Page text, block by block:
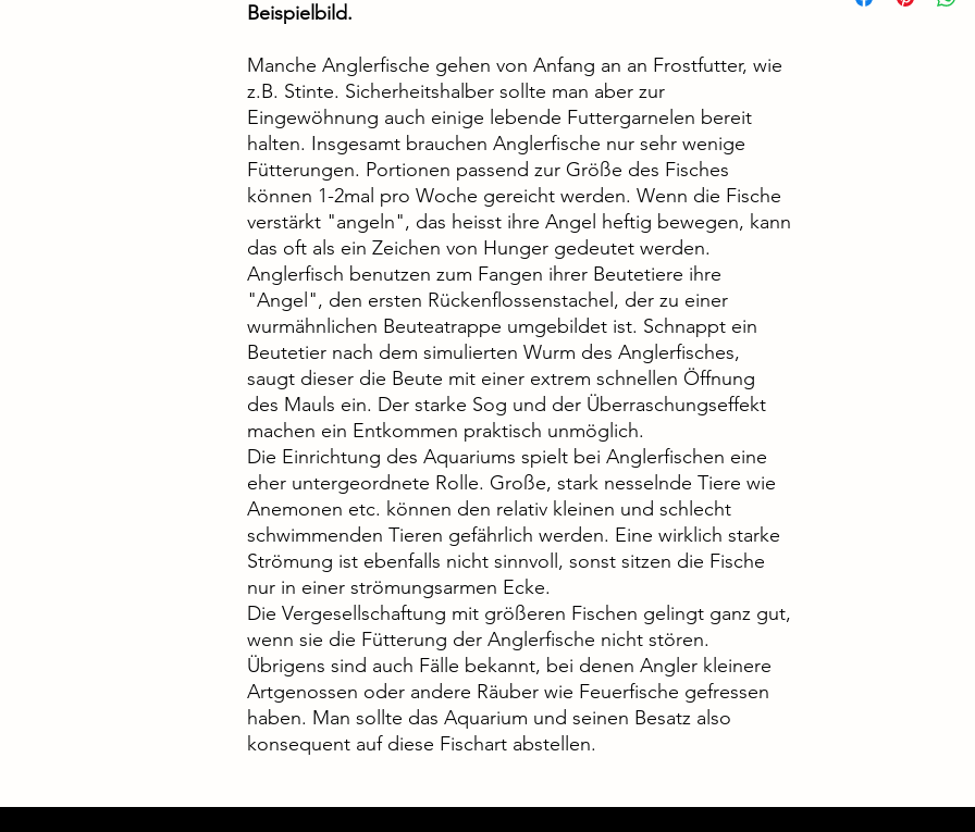
Beispielbild.
Manche Anglerfische gehen von Anfang an an Frostfutter, wie
z.B. Stinte. Sicherheitshalber sollte man aber zur
Eingewöhnung auch einige lebende Futtergarnelen bereit
halten. Insgesamt brauchen Anglerfische nur sehr wenige
Fütterungen. Portionen passend zur Größe des Fisches
können 1-2mal pro Woche gereicht werden. Wenn die Fische
verstärkt "angeln", das heisst ihre Angel heftig bewegen, kann
das oft als ein Zeichen von Hunger gedeutet werden.
Anglerfisch benutzen zum Fangen ihrer Beutetiere ihre
"Angel", den ersten Rückenflossenstachel, der zu einer
wurmähnlichen Beuteatrappe umgebildet ist. Schnappt ein
Beutetier nach dem simulierten Wurm des Anglerfisches,
saugt dieser die Beute mit einer extrem schnellen Öffnung
des Mauls ein. Der starke Sog und der Überraschungseffekt
machen ein Entkommen praktisch unmöglich.
Die Einrichtung des Aquariums spielt bei Anglerfischen eine
eher untergeordnete Rolle. Große, stark nesselnde Tiere wie
Anemonen etc. können den relativ kleinen und schlecht
schwimmenden Tieren gefährlich werden. Eine wirklich starke
Strömung ist ebenfalls nicht sinnvoll, sonst sitzen die Fische
nur in einer strömungsarmen Ecke.
Die Vergesellschaftung mit größeren Fischen gelingt ganz gut,
wenn sie die Fütterung der Anglerfische nicht stören.
Übrigens sind auch Fälle bekannt, bei denen Angler kleinere
Artgenossen oder andere Räuber wie Feuerfische gefressen
haben. Man sollte das Aquarium und seinen Besatz also
konsequent auf diese Fischart abstellen.